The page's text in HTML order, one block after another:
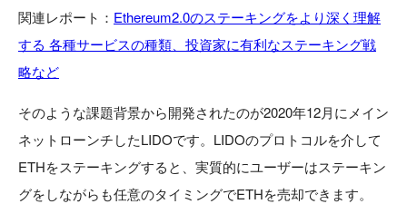
関連レポート： Ethereum2.0のステーキングをより深く理解
する 各種サービスの種類、投資家に有利なステーキング戦
略など
そのような課題背景から開発されたのが2020年12月にメイン
ネットローンチしたLIDOです。LIDOのプロトコルを介して
ETHをステーキングすると、実質的にユーザーはステーキン
グをしながらも任意のタイミングでETHを売却できます。